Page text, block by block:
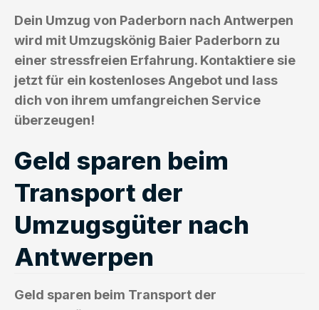
Dein Umzug von Paderborn nach Antwerpen
wird mit Umzugskönig Baier Paderborn zu
einer stressfreien Erfahrung. Kontaktiere sie
jetzt für ein kostenloses Angebot und lass
dich von ihrem umfangreichen Service
überzeugen!
Geld sparen beim
Transport der
Umzugsgüter nach
Antwerpen
Geld sparen beim Transport der